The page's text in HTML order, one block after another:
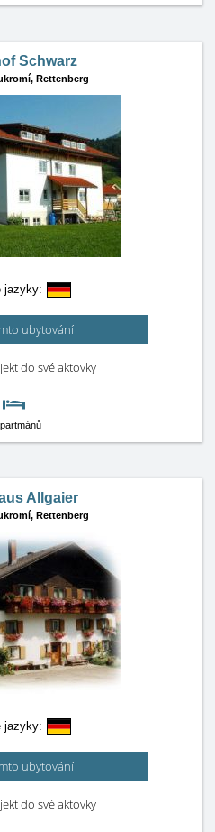
Schwarz
Rettenberg
jazyky:
ubytování
do své aktovky
Allgaier
Rettenberg
jazyky:
ubytování
do své aktovky